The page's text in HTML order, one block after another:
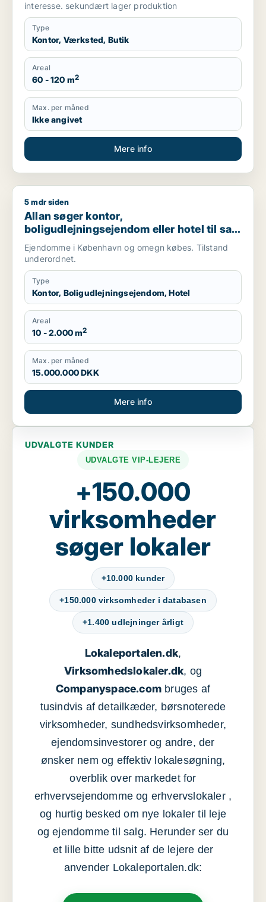
interesse. sekundært lager produktion
Type
Kontor, Værksted, Butik
Areal
60 - 120 m2
Max. per måned
Ikke angivet
Mere info
Allan søger kontor, boligudlejningsejendom eller hotel til
5 mdr siden
Allan søger kontor,
boligudlejningsejendom eller hotel til salg
i København K, Vesterbro eller
Frederiksberg m.fl.
Ejendomme i København og omegn købes. Tilstand
underordnet.
Type
Kontor, Boligudlejningsejendom, Hotel
Areal
10 - 2.000 m2
Max. per måned
15.000.000 DKK
Mere info
UDVALGTE KUNDER
UDVALGTE VIP-LEJERE
+150.000
virksomheder
søger lokaler
+10.000 kunder
+150.000 virksomheder i databasen
+1.400 udlejninger årligt
Lokaleportalen.dk,
Virksomhedslokaler.dk, og
Companyspace.com bruges af
tusindvis af detailkæder, børsnoterede
virksomheder, sundhedsvirksomheder,
ejendomsinvestorer og andre, der
ønsker nem og effektiv lokalesøgning,
overblik over markedet for
erhvervsejendomme og erhvervslokaler ,
og hurtig besked om nye lokaler til leje
og ejendomme til salg. Herunder ser du
et lille bitte udsnit af de lejere der
anvender Lokaleportalen.dk: